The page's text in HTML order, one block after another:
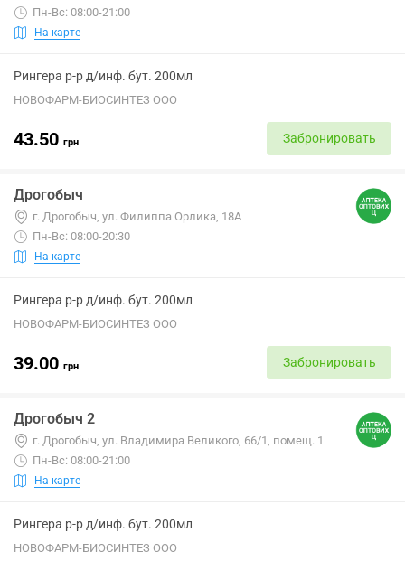
Пн-Вс: 08:00-21:00
На карте
Рингера р-р д/инф. бут. 200мл
НОВОФАРМ-БИОСИНТЕЗ ООО
43.50 грн Забронировать
Дрогобыч
г. Дрогобыч, ул. Филиппа Орлика, 18А
Пн-Вс: 08:00-20:30
На карте
Рингера р-р д/инф. бут. 200мл
НОВОФАРМ-БИОСИНТЕЗ ООО
39.00 грн Забронировать
Дрогобыч 2
г. Дрогобыч, ул. Владимира Великого, 66/1, помещ. 1
Пн-Вс: 08:00-21:00
На карте
Рингера р-р д/инф. бут. 200мл
НОВОФАРМ-БИОСИНТЕЗ ООО